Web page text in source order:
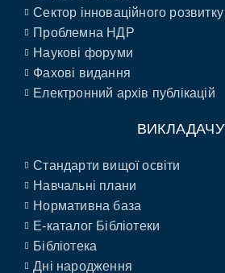
Сектор інноваційного розвитку
Проблемна НДР
Наукові форуми
Фахові видання
Електронний архів публікацій
ВИКЛАДАЧУ
Стандарти вищої освіти
Навчальні плани
Нормативна база
E-каталог Бібліотеки
Бібліотека
Дні народження